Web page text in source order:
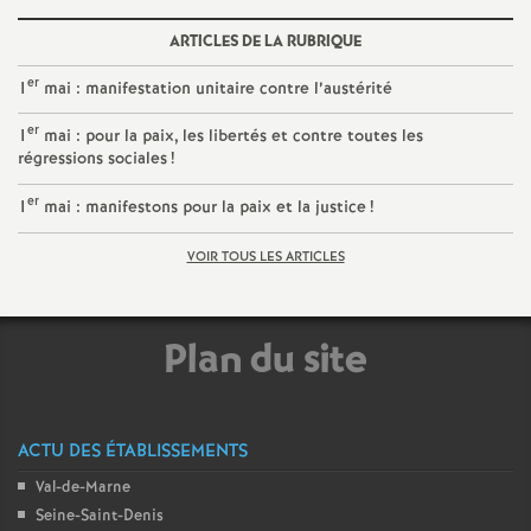
o
u
r
s
ARTICLES DE LA RUBRIQUE
1er mai : manifestation unitaire contre l’austérité
1er mai : pour la paix, les libertés et contre toutes les
régressions sociales!
1er mai : manifestons pour la paix et la justice!
VOIR TOUS LES ARTICLES
Plan du site
ACTU DES ÉTABLISSEMENTS
Val-de-Marne
Seine-Saint-Denis